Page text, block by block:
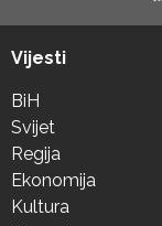
Vijesti
BiH
Svijet
Regija
Ekonomija
Kultura